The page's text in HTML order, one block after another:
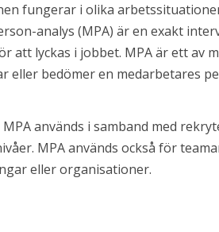
fungerar i olika
analys (MPA) är en exakt
lyckas i jobbet. MPA är ett av
eller bedömer en medarbetares
används i samband med
MPA används också för
eller organisationer.